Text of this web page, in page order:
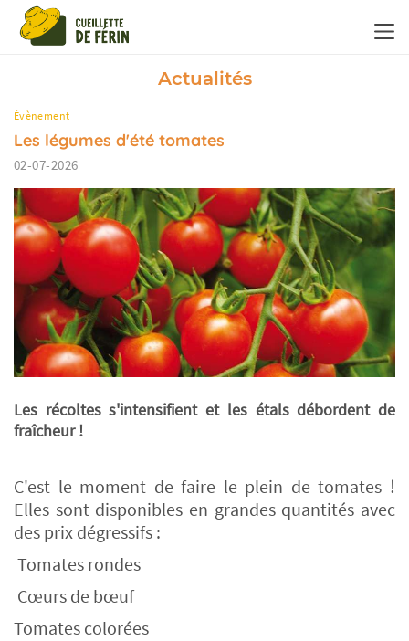
Actualités
Évènement
Les légumes d'été tomates
02-07-2026
Les récoltes s'intensifient et les étals débordent de
fraîcheur !
C'est le moment de faire le plein de tomates !
Elles sont disponibles en grandes quantités avec
des prix dégressifs :
Tomates rondes
Cœurs de bœuf
Tomates colorées
Ne ratez plus rien,
Abonnez-vous à notre newsletter
Panneau de gestion des cookies